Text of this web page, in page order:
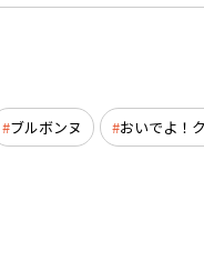
ブルボンヌ おいでよ！